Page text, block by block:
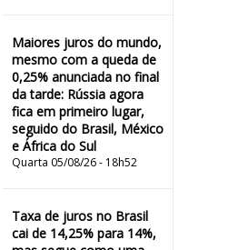
Maiores juros do mundo,
mesmo com a queda de
0,25% anunciada no final
da tarde: Rússia agora
fica em primeiro lugar,
seguido do Brasil, México
e África do Sul
Quarta 05/08/26 - 18h52
Taxa de juros no Brasil
cai de 14,25% para 14%,